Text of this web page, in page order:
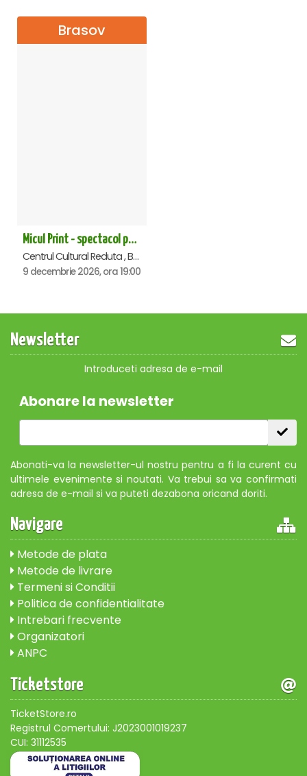
Brasov
Micul Print - spectacol pentru oameni mari - Brasov
Centrul Cultural Reduta , Brasov
9 decembrie 2026, ora 19:00
Newsletter
Introduceti adresa de e-mail
Abonare la newsletter
Abonati-va la newsletter-ul nostru pentru a fi la curent cu
ultimele evenimente si noutati. Va trebui sa va confirmati
adresa de e-mail si va puteti dezabona oricand doriti.
Navigare
Metode de plata
Metode de livrare
Termeni si Conditii
Politica de confidentialitate
Intrebari frecvente
Organizatori
ANPC
Ticketstore
TicketStore.ro
Registrul Comertului: J2023001019237
CUI: 31112535